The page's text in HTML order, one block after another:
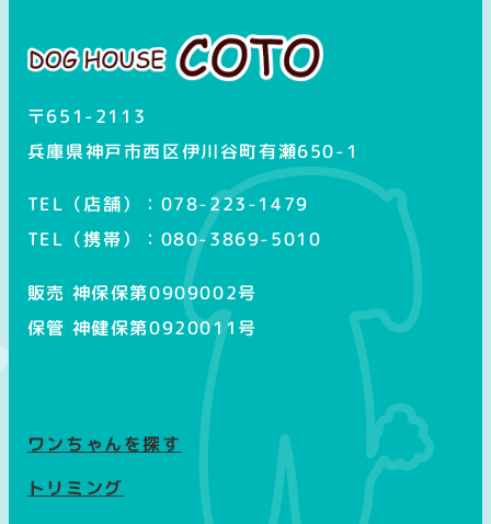
ム
〒651-2113
兵庫県神戸市西区伊川谷町有瀬650-1
TEL（店舗）：078-223-1479
TEL（携帯）：080-3869-5010
販売 神保保第0909002号
保管 神健保第0920011号
ワンちゃんを探す
トリミング